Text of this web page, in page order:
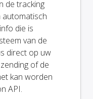
de tracking
automatisch
die is
van de
direct op uw
of de
kan worden
API.